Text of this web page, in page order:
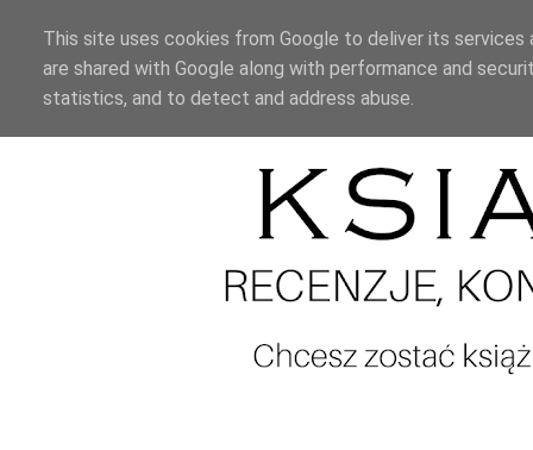
This site uses cookies from Google to deliver its
are shared with Google along with performance and
statistics, and to detect and address abuse.